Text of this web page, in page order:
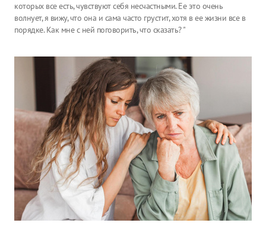
которых все есть, чувствуют себя несчастными. Ее это очень
волнует, я вижу, что она и сама часто грустит, хотя в ее жизни все в
порядке. Как мне с ней поговорить, что сказать? "